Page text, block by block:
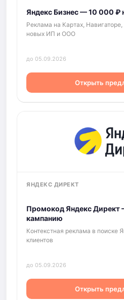
Яндекс Бизнес — 10 000 ₽
Реклама на Картах,
новых ИП и ООО
до 05.09.2026
Открыть
ЯНДЕКС ДИРЕКТ
Промокод Яндекс Директ
кампанию
Контекстная реклама в поиске
клиентов
до 05.09.2026
Открыть